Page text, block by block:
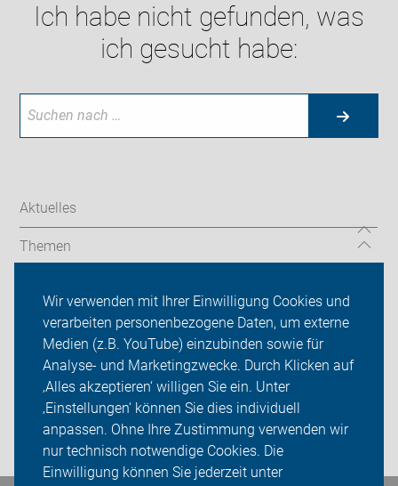
Wir verwenden mit Ihrer Einwilligung Cookies und
verarbeiten personenbezogene Daten, um externe
Medien (z.B. YouTube) einzubinden sowie für
Analyse- und Marketingzwecke. Durch Klicken auf
‚Alles akzeptieren‘ willigen Sie ein. Unter
‚Einstellungen‘ können Sie dies individuell
anpassen. Ohne Ihre Zustimmung verwenden wir
nur technisch notwendige Cookies. Die
Einwilligung können Sie jederzeit unter
Ich habe nicht gefunden, was
ich gesucht habe:
Aktuelles
Themen
ADFC Dachau
Sei dabei
Presse
Login